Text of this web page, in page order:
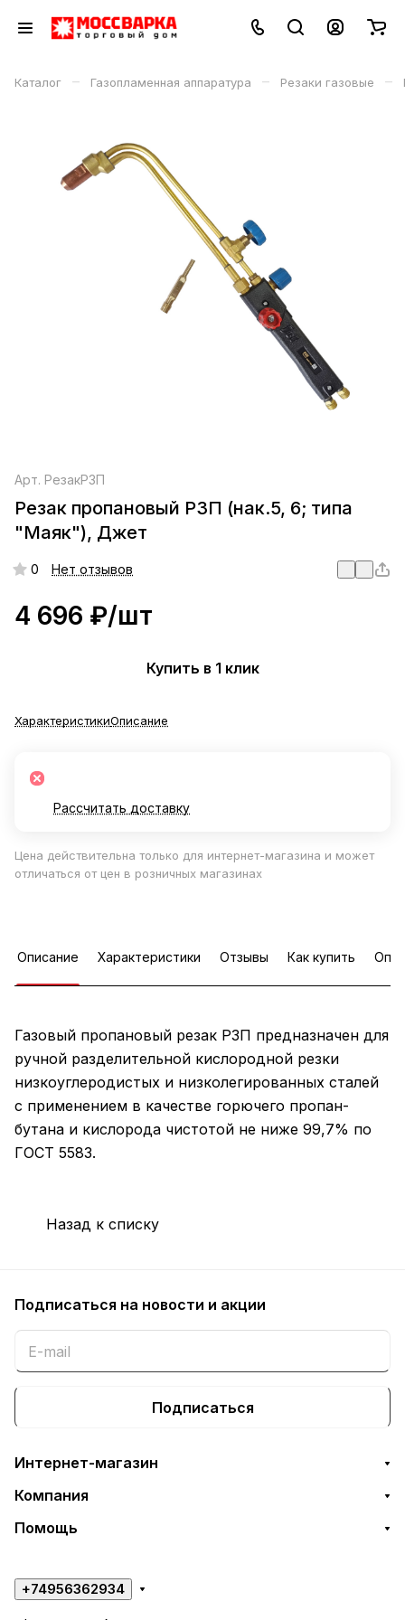
Каталог – Газопламенная аппаратура – Резаки газовые –
Арт. РезакР3П
Резак пропановый Р3П (нак.5, 6; типа
"Маяк"), Джет
0 Нет отзывов
4 696 ₽/шт
Купить в 1 клик
ХарактеристикиОписание
Рассчитать доставку
Цена действительна только для интернет-магазина и может
отличаться от цен в розничных магазинах
Описание Характеристики Отзывы Как купить
Газовый пропановый резак Р3П предназначен для
ручной разделительной кислородной резки
низкоуглеродистых и низколегированных сталей
с применением в качестве горючего пропан-
бутана и кислорода чистотой не ниже 99,7% по
ГОСТ 5583.
Назад к списку
Подписаться на новости и акции
Подписаться
Интернет-магазин
Компания
Помощь
+74956362934